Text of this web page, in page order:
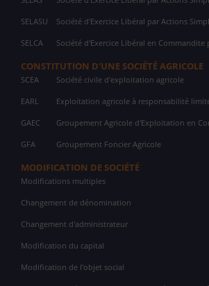
SELASU Société d'Exercice Libéral par Actions
SELCA Société d'Exercice Libéral en Commandite
CONSTITUTION D'UNE SOCIÉTÉ AGRICOLE
SCEA Société civile d'exploitation agricole
EARL Exploitation agricole à responsabilité
GAEC Groupement Agricole d'Exploitation en
GFA Groupement Foncier Agricole
MODIFICATION DE SOCIÉTÉ
Modifications multiples
Changement de dénomination
Changement d'administrateur
Modification du capital
Modification de l'objet social